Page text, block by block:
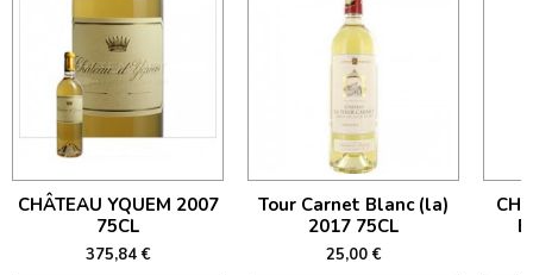
CHÂTEAU YQUEM 2007
75CL
375,84 €
Tour Carnet Blanc (la)
2017 75CL
25,00 €